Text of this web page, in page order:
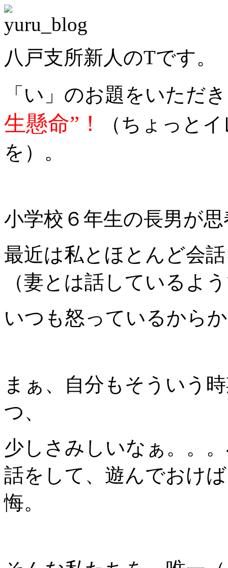
八戸支所新人のTです。
「い」のお題をいただ
生懸命”！
（ちょっと
を）。
小学校６年生の長男が
最近は私とほとんど会
（妻とは話しているよ
いつも怒っているから
まぁ、自分もそういう
つ、
少しさみしいなぁ。。
話をして、遊んでおけ
悔。